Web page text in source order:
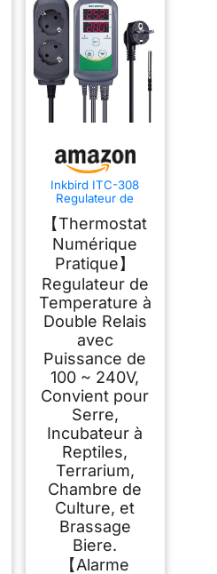
Inkbird ITC-308
Regulateur de
Serre Brassage
Reptile
【Thermostat
Numérique
Pratique】
Regulateur de
Temperature à
Double Relais
avec
Puissance de
100 ~ 240V,
Convient pour
Serre,
Incubateur à
Reptiles,
Terrarium,
Chambre de
Culture, et
Brassage
Biere.
【Alarme